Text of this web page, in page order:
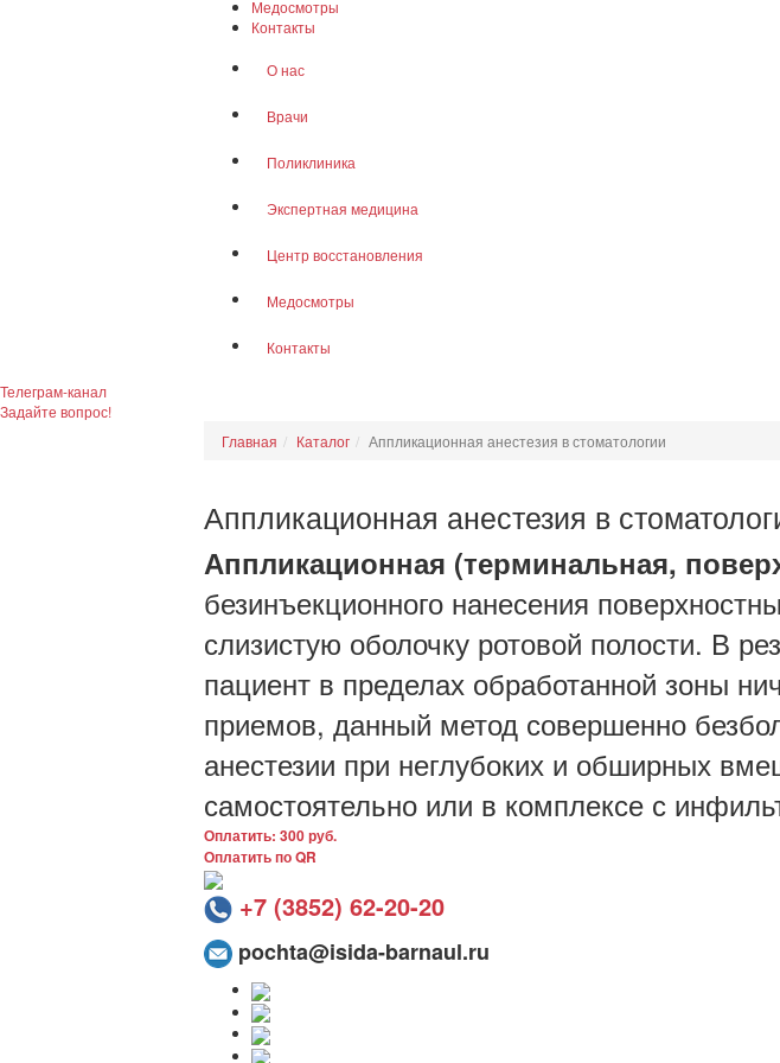
Медосмотры
Контакты
О нас
Врачи
Поликлиника
Экспертная медицина
Центр восстановления
Медосмотры
Контакты
Телеграм-канал
Задайте вопрос!
Главная
Каталог Аппликационная анестезия в стоматологии
Аппликационная анестезия в
Аппликационная (терминальная,
безинъекционного нанесения
слизистую оболочку ротовой полости. В
пациент в пределах обработанной зоны
приемов, данный метод совершенно
анестезии при неглубоких и обширных
самостоятельно или в комплексе с
Оплатить: 300 руб.
Оплатить по QR
+7 (3852) 62-20-20
pochta@isida-barnaul.ru